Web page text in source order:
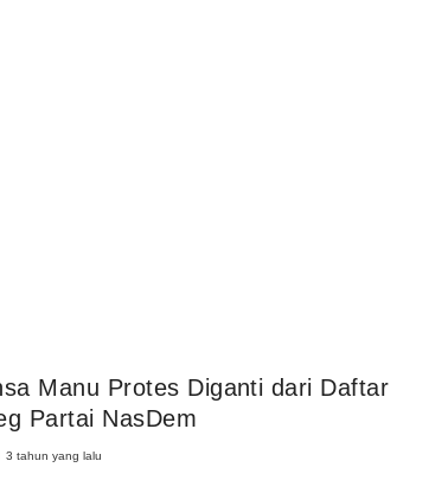
Manu Protes Diganti dari Daftar
Partai NasDem
3 tahun yang lalu